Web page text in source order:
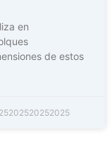
en
de estos